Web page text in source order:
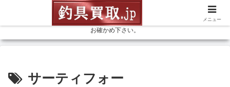
釣具を売るなら高価買取の釣具買取ドットジェイピーにお任せ下さい。リー
ル、ロッド等、釣具なら何でも、お見積（無料） 釣具専門店の買取金額を是非
お確かめ下さい。
サーティフォー
メニュー